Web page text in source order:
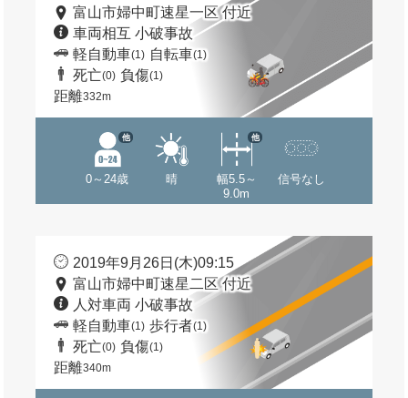
富山市婦中町速星一区 付近
車両相互 小破事故
軽自動車(1) 自転車(1)
死亡(0) 負傷(1)
距離332m
0～24歳
他
晴
幅5.5～
9.0m
他
信号なし
2019年9月26日(木)09:15
富山市婦中町速星二区 付近
人対車両 小破事故
軽自動車(1) 歩行者(1)
死亡(0) 負傷(1)
距離340m